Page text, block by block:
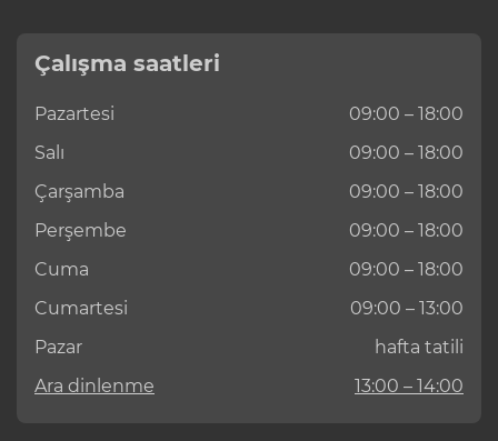
Çalışma saatleri
Pazartesi
09:00 – 18:00
Salı
09:00 – 18:00
Çarşamba
09:00 – 18:00
Perşembe
09:00 – 18:00
Cuma
09:00 – 18:00
Cumartesi
09:00 – 13:00
Pazar
hafta tatili
Ara dinlenme
13:00 – 14:00